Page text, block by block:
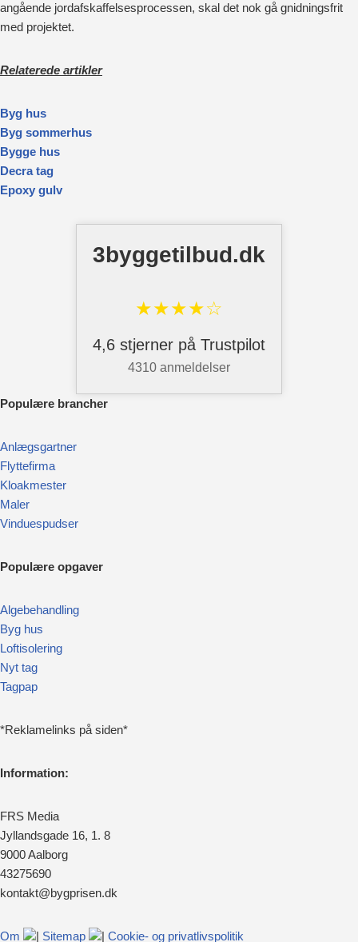
angående jordafskaffelsesprocessen, skal det nok gå gnidningsfrit
med projektet.
Relaterede artikler
Byg hus
Byg sommerhus
Bygge hus
Decra tag
Epoxy gulv
3byggetilbud.dk
★★★★☆
4,6 stjerner på Trustpilot
4310 anmeldelser
Populære brancher
Anlægsgartner
Flyttefirma
Kloakmester
Maler
Vinduespudser
Populære opgaver
Algebehandling
Byg hus
Loftisolering
Nyt tag
Tagpap
*Reklamelinks på siden*
Information:
FRS Media
Jyllandsgade 16, 1. 8
9000 Aalborg
43275690
kontakt@bygprisen.dk
Om | Sitemap | Cookie- og privatlivspolitik